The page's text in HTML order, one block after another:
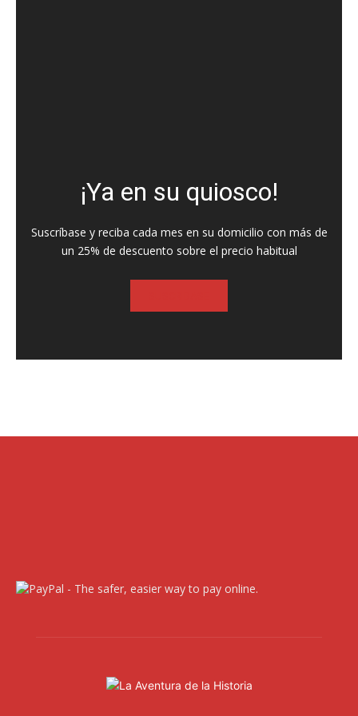
¡Ya en su quiosco!
Suscríbase y reciba cada mes en su domicilio con más de
un 25% de descuento sobre el precio habitual